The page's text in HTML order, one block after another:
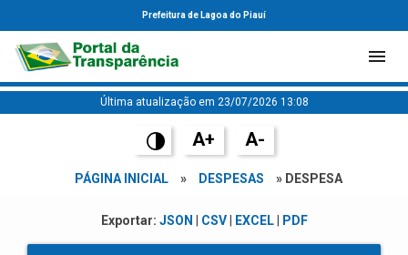
Prefeitura de Lagoa do Piauí
Última atualização em 23/07/2026 13:08
A+ A-
PÁGINA INICIAL » DESPESAS » DESPESA
Exportar: JSON CSV| EXCEL| PDF